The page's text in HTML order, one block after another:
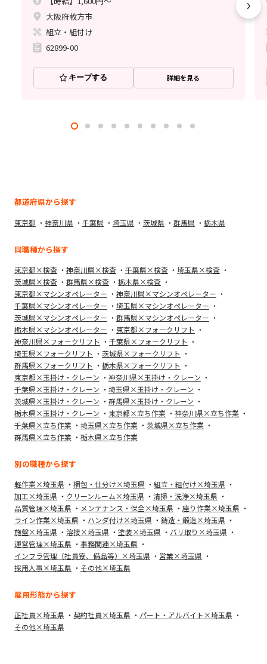
大阪府枚方市
組立・組付け
62899-00
キープする 詳細を見る
都道府県から探す
東京都 神奈川県 千葉県 埼玉県 茨城県 群馬県 栃木県
同職種から探す
東京都×検査 神奈川県×検査 千葉県×検査
埼玉県×検査
茨城県×検査
群馬県×検査
栃木県×検査
東京都×マシンオペレーター
神奈川県×マシンオペレーター
千葉県×マシンオペレーター
埼玉県×マシンオペレーター
茨城県×マシンオペレーター
群馬県×マシンオペレーター
栃木県×マシンオペレーター
東京都×フォークリフト
神奈川県×フォークリフト
千葉県×フォークリフト
埼玉県×フォークリフト
茨城県×フォークリフト
群馬県×フォークリフト
栃木県×フォークリフト
東京都×玉掛け・クレーン
神奈川県×玉掛け・クレーン
千葉県×玉掛け・クレーン
埼玉県×玉掛け・クレーン
茨城県×玉掛け・クレーン
群馬県×玉掛け・クレーン
栃木県×玉掛け・クレーン
東京都×立ち作業
神奈川県×立ち作業
千葉県×立ち作業
埼玉県×立ち作業
茨城県×立ち作業
群馬県×立ち作業
栃木県×立ち作業
別の職種から探す
軽作業×埼玉県 梱包・仕分け×埼玉県
組立・組付け×埼玉県
加工×埼玉県
クリーンルーム×埼玉県
清掃・洗浄×埼玉県
品質管理×埼玉県
メンテナンス・保全×埼玉県
座り作業×埼玉県
ライン作業×埼玉県
ハンダ付け×埼玉県
鋳造・鍛造×埼玉県
施盤×埼玉県
溶接×埼玉県 塗装×埼玉県
バリ取り×埼玉県
運営管理×埼玉県
事務関連×埼玉県
インフラ管理（社員寮、備品等）×埼玉県
営業×埼玉県
採用人事×埼玉県
その他×埼玉県
雇用形態から探す
正社員×埼玉県 契約社員×埼玉県
パート・アルバイト×埼玉県
その他×埼玉県